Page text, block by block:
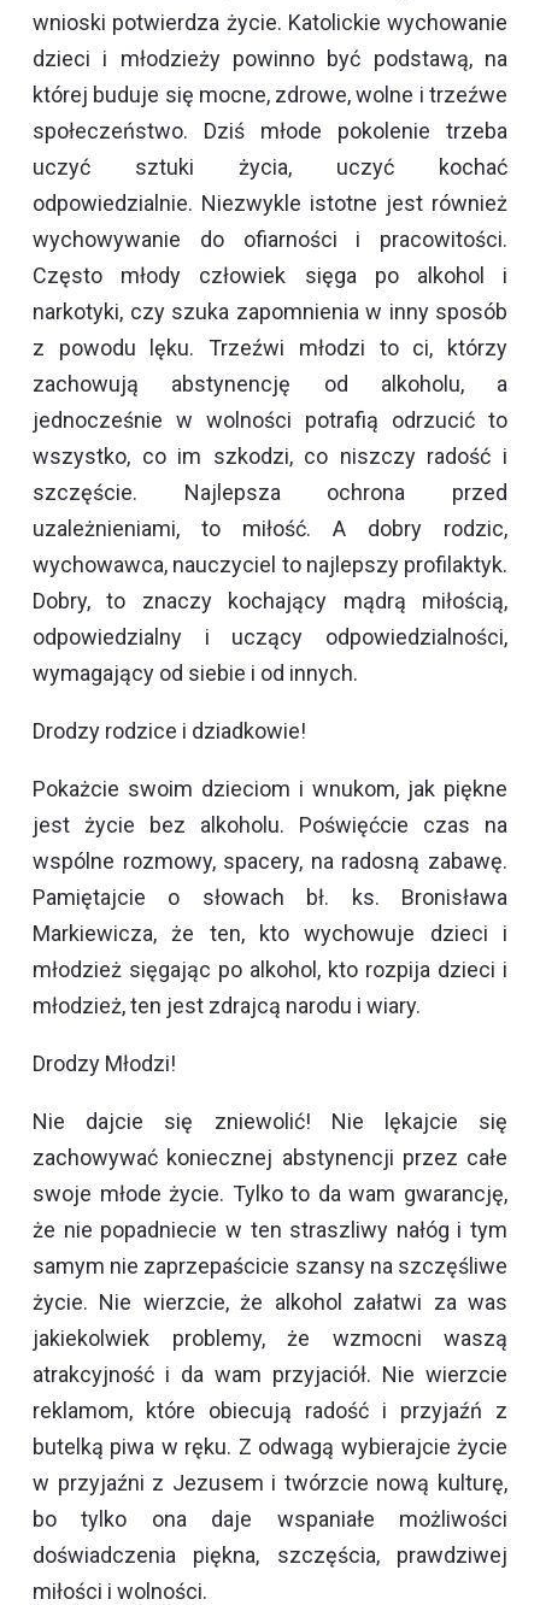
wnioski potwierdza życie. Katolickie wychowanie
dzieci i młodzieży powinno być podstawą, na
której buduje się mocne, zdrowe, wolne i trzeźwe
społeczeństwo. Dziś młode pokolenie trzeba
uczyć sztuki życia, uczyć kochać
odpowiedzialnie. Niezwykle istotne jest również
wychowywanie do ofiarności i pracowitości.
Często młody człowiek sięga po alkohol i
narkotyki, czy szuka zapomnienia w inny sposób
z powodu lęku. Trzeźwi młodzi to ci, którzy
zachowują abstynencję od alkoholu, a
jednocześnie w wolności potrafią odrzucić to
wszystko, co im szkodzi, co niszczy radość i
szczęście. Najlepsza ochrona przed
uzależnieniami, to miłość. A dobry rodzic,
wychowawca, nauczyciel to najlepszy profilaktyk.
Dobry, to znaczy kochający mądrą miłością,
odpowiedzialny i uczący odpowiedzialności,
wymagający od siebie i od innych.
Drodzy rodzice i dziadkowie!
Pokażcie swoim dzieciom i wnukom, jak piękne
jest życie bez alkoholu. Poświęćcie czas na
wspólne rozmowy, spacery, na radosną zabawę.
Pamiętajcie o słowach bł. ks. Bronisława
Markiewicza, że ten, kto wychowuje dzieci i
młodzież sięgając po alkohol, kto rozpija dzieci i
młodzież, ten jest zdrajcą narodu i wiary.
Drodzy Młodzi!
Nie dajcie się zniewolić! Nie lękajcie się
zachowywać koniecznej abstynencji przez całe
swoje młode życie. Tylko to da wam gwarancję,
że nie popadniecie w ten straszliwy nałóg i tym
samym nie zaprzepaścicie szansy na szczęśliwe
życie. Nie wierzcie, że alkohol załatwi za was
jakiekolwiek problemy, że wzmocni waszą
atrakcyjność i da wam przyjaciół. Nie wierzcie
reklamom, które obiecują radość i przyjaźń z
butelką piwa w ręku. Z odwagą wybierajcie życie
w przyjaźni z Jezusem i twórzcie nową kulturę,
bo tylko ona daje wspaniałe możliwości
doświadczenia piękna, szczęścia, prawdziwej
miłości i wolności.